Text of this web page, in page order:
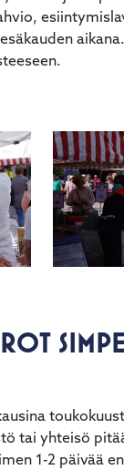
tai yhteisö
1-2 päivää